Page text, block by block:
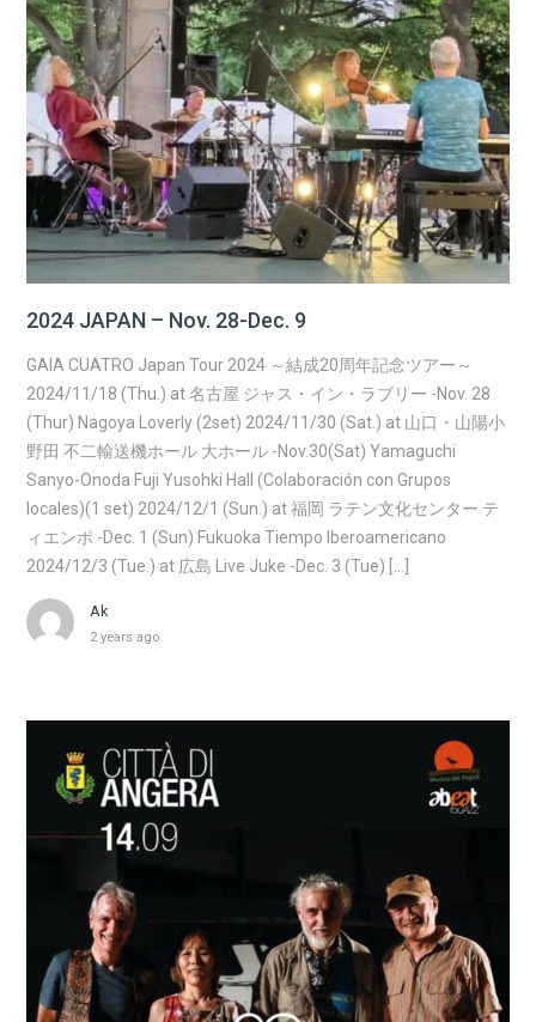
2024 JAPAN – Nov. 28-Dec. 9
GAIA CUATRO Japan Tour 2024 ～結成20周年記念ツアー～
2024/11/18 (Thu.) at 名古屋 ジャス・イン・ラブリー -Nov. 28
(Thur) Nagoya Loverly (2set) 2024/11/30 (Sat.) at 山口・山陽小
野田 不二輸送機ホール 大ホール -Nov.30(Sat) Yamaguchi
Sanyo-Onoda Fuji Yusohki Hall (Colaboración con Grupos
locales)(1 set) 2024/12/1 (Sun.) at 福岡 ラテン文化センター テ
ィエンポ -Dec. 1 (Sun) Fukuoka Tiempo Iberoamericano
2024/12/3 (Tue.) at 広島 Live Juke -Dec. 3 (Tue) […]
Ak
2 years ago